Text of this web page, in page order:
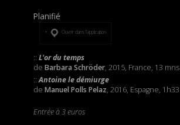
Planifié
Ouvrir dans l’application
:: L'or du temps
de Barbara Schröder, 2015, France, 13 mns
::Antoine le démiurge
de Manuel Polls Pelaz, 2016, Espagne, 1h33
Entrée à 3 euros